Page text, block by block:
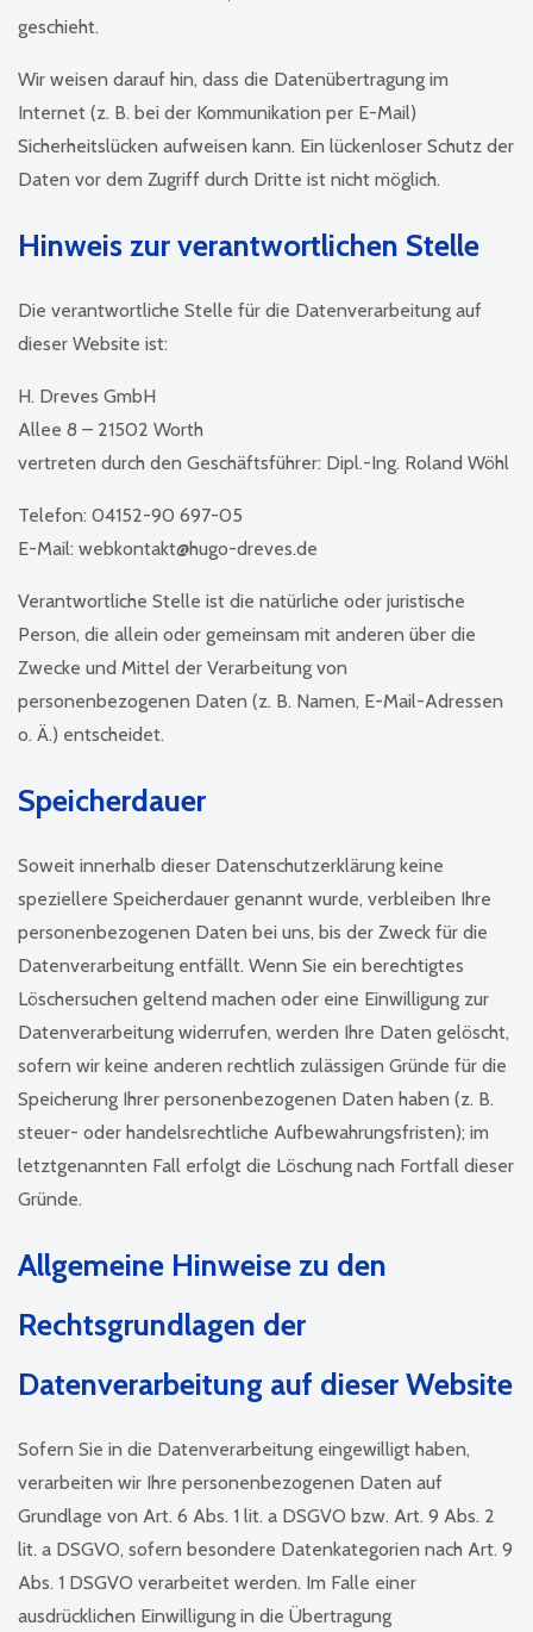
geschieht.
Wir weisen darauf hin, dass die Datenübertragung im
Internet (z. B. bei der Kommunikation per E-Mail)
Sicherheitslücken aufweisen kann. Ein lückenloser Schutz der
Daten vor dem Zugriff durch Dritte ist nicht möglich.
Hinweis zur verantwortlichen Stelle
Die verantwortliche Stelle für die Datenverarbeitung auf
dieser Website ist:
H. Dreves GmbH
Allee 8 – 21502 Worth
vertreten durch den Geschäftsführer: Dipl.-Ing. Roland Wöhl
Telefon: 04152-90 697-05
E-Mail: webkontakt@hugo-dreves.de
Verantwortliche Stelle ist die natürliche oder juristische
Person, die allein oder gemeinsam mit anderen über die
Zwecke und Mittel der Verarbeitung von
personenbezogenen Daten (z. B. Namen, E-Mail-Adressen
o. Ä.) entscheidet.
Speicherdauer
Soweit innerhalb dieser Datenschutzerklärung keine
speziellere Speicherdauer genannt wurde, verbleiben Ihre
personenbezogenen Daten bei uns, bis der Zweck für die
Datenverarbeitung entfällt. Wenn Sie ein berechtigtes
Löschersuchen geltend machen oder eine Einwilligung zur
Datenverarbeitung widerrufen, werden Ihre Daten gelöscht,
sofern wir keine anderen rechtlich zulässigen Gründe für die
Speicherung Ihrer personenbezogenen Daten haben (z. B.
steuer- oder handelsrechtliche Aufbewahrungsfristen); im
letztgenannten Fall erfolgt die Löschung nach Fortfall dieser
Gründe.
Allgemeine Hinweise zu den
Rechtsgrundlagen der
Datenverarbeitung auf dieser Website
Sofern Sie in die Datenverarbeitung eingewilligt haben,
verarbeiten wir Ihre personenbezogenen Daten auf
Grundlage von Art. 6 Abs. 1 lit. a DSGVO bzw. Art. 9 Abs. 2
lit. a DSGVO, sofern besondere Datenkategorien nach Art. 9
Abs. 1 DSGVO verarbeitet werden. Im Falle einer
ausdrücklichen Einwilligung in die Übertragung